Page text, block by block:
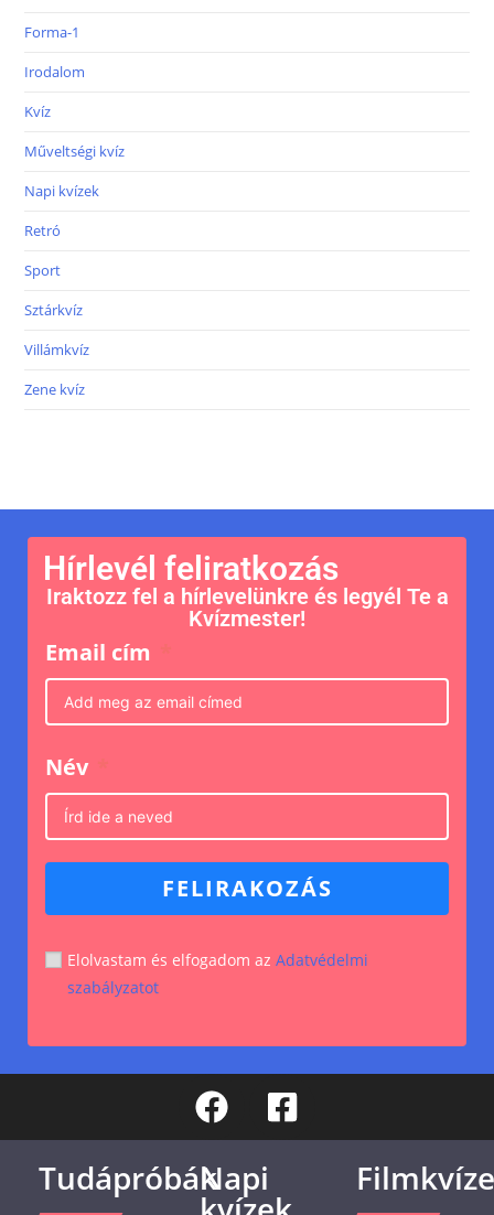
Forma-1
Irodalom
Kvíz
Műveltségi kvíz
Napi kvízek
Retró
Sport
Sztárkvíz
Villámkvíz
Zene kvíz
Hírlevél feliratkozás
Iraktozz fel a hírlevelünkre és legyél Te a
Kvízmester!
Email cím
Név
FELIRAKOZÁS
Elolvastam és elfogadom az Adatvédelmi
szabályzatot
TudápróbákNapi